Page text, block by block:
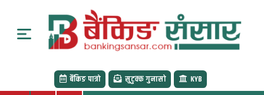
बैंकिङ पात्रो सुटुक्क गुनासो KYB